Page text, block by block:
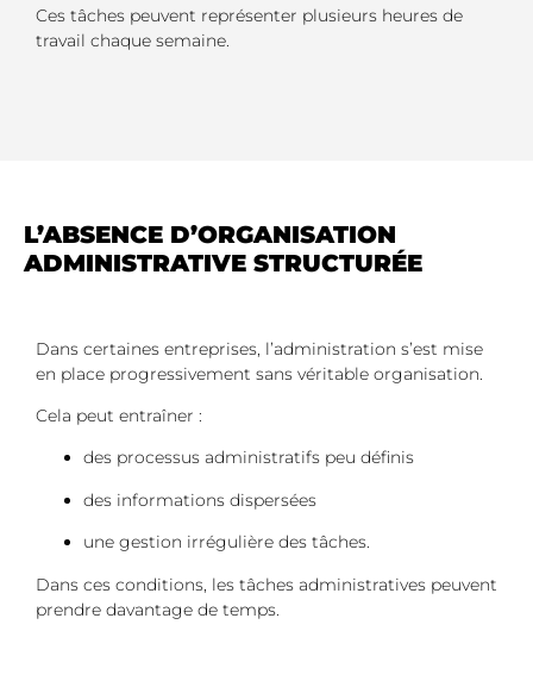
Ces tâches peuvent représenter plusieurs heures de
travail chaque semaine.
L’ABSENCE D’ORGANISATION
ADMINISTRATIVE STRUCTURÉE
Dans certaines entreprises, l’administration s’est mise
en place progressivement sans véritable organisation.
Cela peut entraîner :
des processus administratifs peu définis
des informations dispersées
une gestion irrégulière des tâches.
Dans ces conditions, les tâches administratives peuvent
prendre davantage de temps.